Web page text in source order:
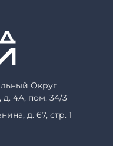
Округ
д. 4А, пом. 34/3
д. 67, стр. 1